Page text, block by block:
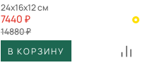
24x16x12 см
7440 ₽
14880 ₽
В КОРЗИНУ